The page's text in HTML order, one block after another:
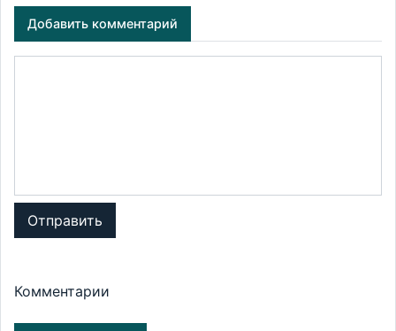
Добавить комментарий
Отправить
Комментарии